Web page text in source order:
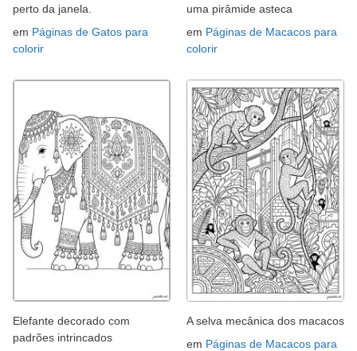
perto da janela.
em Páginas de Gatos para
colorir
uma pirâmide asteca
em Páginas de Macacos para
colorir
Elefante decorado com
padrões intrincados
A selva mecânica dos macacos
em Páginas de Macacos para